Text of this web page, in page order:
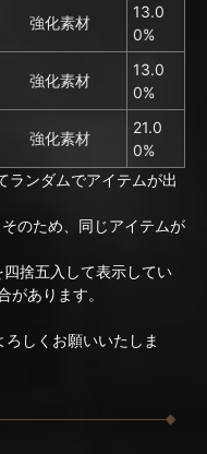
強化素材
13.0
0%
強化素材
13.0
0%
強化素材
21.0
0%
ランダムでアイテムが出
のため、同じアイテムが
捨五入して表示してい
があります。
しくお願いいたしま